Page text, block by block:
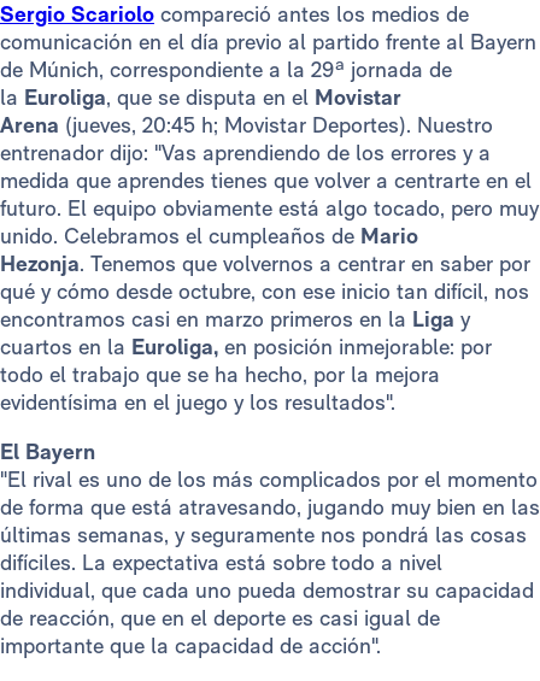
Sergio Scariolo compareció antes los medios de
comunicación en el día previo al partido frente al Bayern
de Múnich, correspondiente a la 29ª jornada de
la Euroliga, que se disputa en el Movistar
Arena (jueves, 20:45 h; Movistar Deportes). Nuestro
entrenador dijo: "Vas aprendiendo de los errores y a
medida que aprendes tienes que volver a centrarte en el
futuro. El equipo obviamente está algo tocado, pero muy
unido. Celebramos el cumpleaños de Mario
Hezonja. Tenemos que volvernos a centrar en saber por
qué y cómo desde octubre, con ese inicio tan difícil, nos
encontramos casi en marzo primeros en la Liga y
cuartos en la Euroliga, en posición inmejorable: por
todo el trabajo que se ha hecho, por la mejora
evidentísima en el juego y los resultados".
El Bayern
"El rival es uno de los más complicados por el momento
de forma que está atravesando, jugando muy bien en las
últimas semanas, y seguramente nos pondrá las cosas
difíciles. La expectativa está sobre todo a nivel
individual, que cada uno pueda demostrar su capacidad
de reacción, que en el deporte es casi igual de
importante que la capacidad de acción".